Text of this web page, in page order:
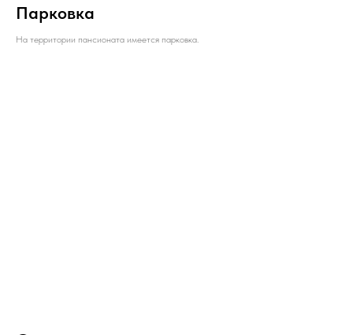
Парковка
На территории пансионата имеется парковка.